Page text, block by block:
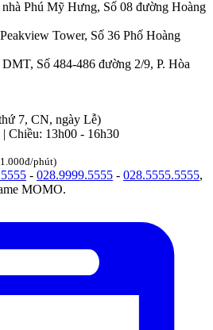
Phú Mỹ Hưng, Số 08 đường Hoàng
Tower, Số 36 Phố Hoàng
Số 484-486 đường 2/9, P. Hòa
7, CN, ngày Lễ)
| Chiều: 13h00 - 16h30
phút)
- 028.9999.5555 - 028.5555.5555,
MOMO.